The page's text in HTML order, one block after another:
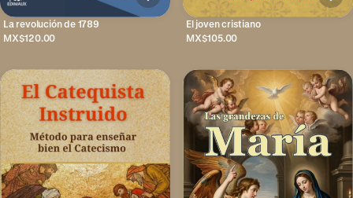
La revolución de 1789
MX$120.00
El joven cristiano
MX$105.00